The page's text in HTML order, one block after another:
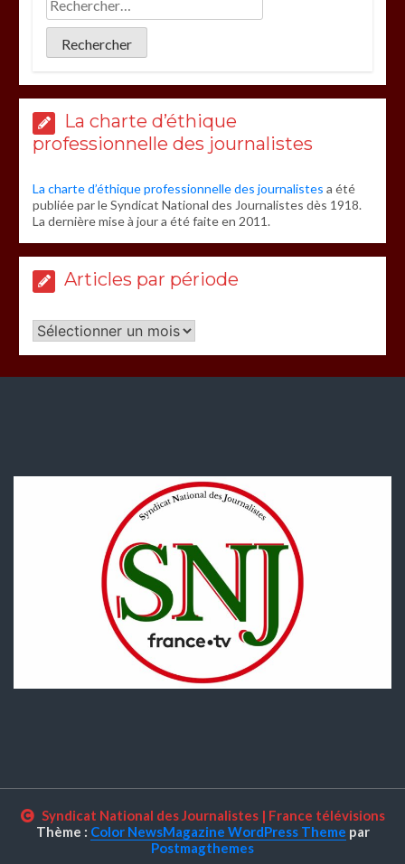
La charte d’éthique
professionnelle des journalistes
La charte d’éthique professionnelle des journalistes a été
publiée par le Syndicat National des Journalistes dès 1918.
La dernière mise à jour a été faite en 2011.
Articles par période
Articles
par
période
Syndicat National des Journalistes | France télévisions
Thème : Color NewsMagazine WordPress Theme par
Postmagthemes